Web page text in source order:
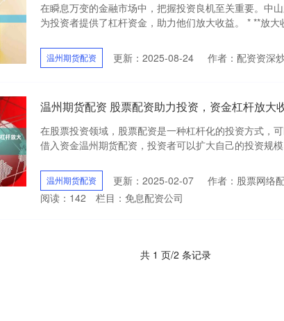
在瞬息万变的金融市场中，把握投资良机至关重要。中
为投资者提供了杠杆资金，助力他们放大收益。 * **放大
温州期货配资 更新：2025-08-24 作者：配资资深
温州期货配资 股票配资助力投资，资金杠杆放大
在股票投资领域，股票配资是一种杠杆化的投资方式，
借入资金温州期货配资，投资者可以扩大自己的投资规
温州期货配资 更新：2025-02-07
作者：股票网络
阅读： 142 栏目： 免息配资公司
共 1 页/2 条记录